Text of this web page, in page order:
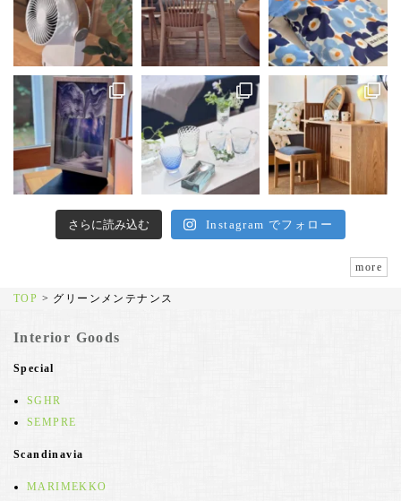
さらに読み込む Instagram でフォロー
more
TOP > グリーンメンテナンス
Interior Goods
Special
SGHR
SEMPRE
Scandinavia
MARIMEKKO